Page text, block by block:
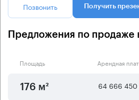
Позвонить Получить
Предложения по продаже
Площадь Арендная
176 м² 64 666 450